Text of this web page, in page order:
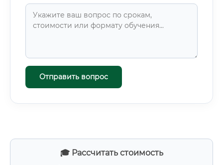
🎓 Рассчитать стоимость
Отправить вопрос